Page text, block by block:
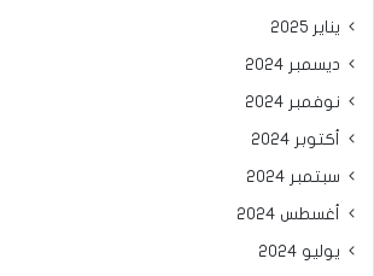
يناير 2025
ديسمبر 2024
نوفمبر 2024
أكتوبر 2024
سبتمبر 2024
أغسطس 2024
يوليو 2024